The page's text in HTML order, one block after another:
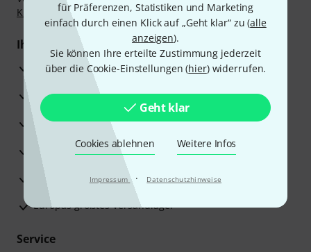
für Präferenzen, Statistiken und Marketing
einfach durch einen Klick auf „Geht klar“ zu (alle
anzeigen).
Sie können Ihre erteilte Zustimmung jederzeit
über die Cookie-Einstellungen (hier) widerrufen.
Geht klar
Cookies ablehnen Weitere Infos
Impressum · Datenschutzhinweise
Klarna Ratenzahlungoder Kreditkarte.
Ihre Vorteile
3 Jahre Thomann Garantie
30 Tage Money-Back-Garantie
Reparaturservice
Beratung durch Fachexperten
Zufriedenheitsgarantie
Europas größtes Versandlager
Service